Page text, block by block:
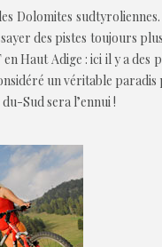
Dolomites
des pistes toujours
Haut Adige : ici il y a
un véritable paradis
Sud sera l’ennui !